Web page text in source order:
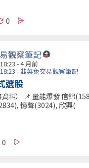
0
觀察筆記
- 4 月前
- 韭菜兔交易觀察筆記
選股
料） 📌 量能爆發 信錦
憶聲(3024), 欣興(
0